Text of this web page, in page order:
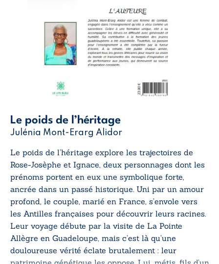
Le poids de l’héritage
Julénia Mont-Erarg Alidor
Le poids de l’héritage explore les trajectoires de
Rose-Josèphe et Ignace, deux personnages dont les
prénoms portent en eux une symbolique forte,
ancrée dans un passé historique. Uni par un amour
profond, le couple, marié en France, s’envole vers
les Antilles françaises pour découvrir leurs racines.
Leur voyage débute par la visite de La Pointe
Allègre en Guadeloupe, mais c’est là qu’une
douloureuse vérité éclate brutalement : leur